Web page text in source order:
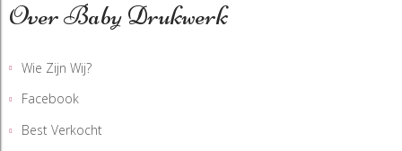
Over Baby Drukwerk
Wie Zijn Wij?
Facebook
Best Verkocht